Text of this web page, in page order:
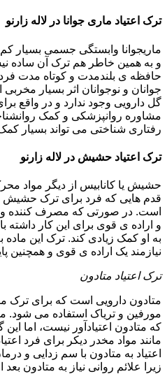
ترک اعتیاد ماری جوانا در لاله زارنو
ماریجوانا وابستگی جسمی بسیار کم
و به همین خاطر هم ترک آن ساده
حافظه ی بلندمدت و کوتاه مدت فرد
جوانان و نوجوانان اثر بسیار
گل دارویی وجود ندارد و در واقع
مشاوره روانپزشکی و کمک
رفتاری شناختی می تواند بسیار
ترک اعتیاد حشیش در لاله زارنو
حشیش یا کانابیس از دیگر مواد
قدم هایی که فرد برای ترک حشیش
است. در صورتی که مصرف کننده
و اراده ی قوی برای این کار داشته
به او کمک زیادی کند. ترک این
نیازمند یک اراده ی قوی و همچنین
ترک اعتیاد متادون
متادون دارویی است که برای ترک
مورفین و تریاک استفاده می شود.
که متادون اعتیادآور نیست، اما
مانند مواد مخدر دیکر برای فرد
اعتیاد به متادون با سم زدایی و
زیرا علائم روانی نیاز به متادون